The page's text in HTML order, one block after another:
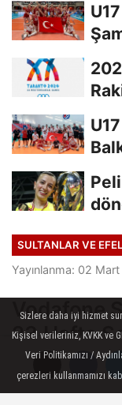
SULTANLAR VE
Yayınlanma: 02
Vodafone
23.Hafta
Vodafone
Sizlere daha iyi hizmet
Kişisel verileriniz, KVKK ve
Veri Politikamızı /
çerezleri kullanmamızı